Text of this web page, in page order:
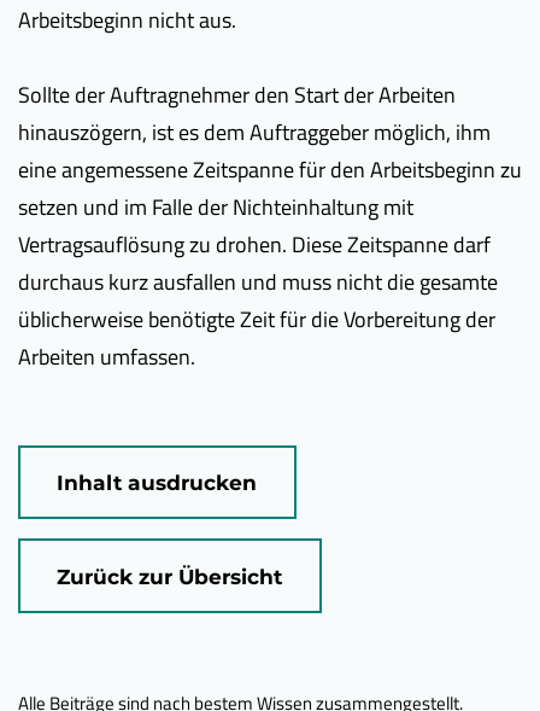
Arbeitsbeginn nicht aus.
Sollte der Auftragnehmer den Start der Arbeiten
hinauszögern, ist es dem Auftraggeber möglich, ihm
eine angemessene Zeitspanne für den Arbeitsbeginn zu
setzen und im Falle der Nichteinhaltung mit
Vertragsauflösung zu drohen. Diese Zeitspanne darf
durchaus kurz ausfallen und muss nicht die gesamte
üblicherweise benötigte Zeit für die Vorbereitung der
Arbeiten umfassen.
Inhalt ausdrucken
Zurück zur Übersicht
Alle Beiträge sind nach bestem Wissen zusammengestellt.